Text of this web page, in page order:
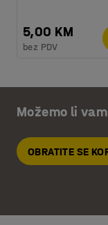
5,00 KM
bez PDV
Možemo li
OBRATITE SE